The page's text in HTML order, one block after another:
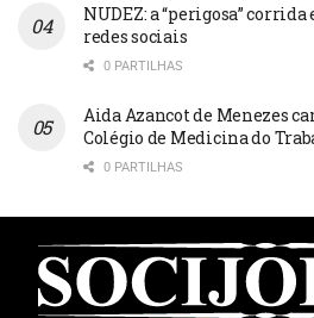
NUDEZ: a “perigosa”
redes sociais
0 PARTILHAS
Aida Azancot de Menezes
Colégio de Medicina do
0 PARTILHAS